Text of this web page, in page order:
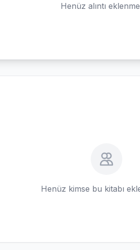
Henüz alıntı
Henüz kimse bu kitabı